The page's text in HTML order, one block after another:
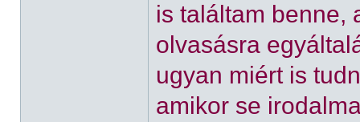
is találtam benne,
olvasásra
ugyan miért is
amikor se